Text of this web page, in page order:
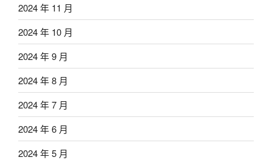
2024 年 11 月
2024 年 10 月
2024 年 9 月
2024 年 8 月
2024 年 7 月
2024 年 6 月
2024 年 5 月